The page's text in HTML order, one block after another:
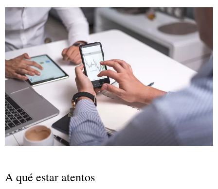
A qué estar atentos